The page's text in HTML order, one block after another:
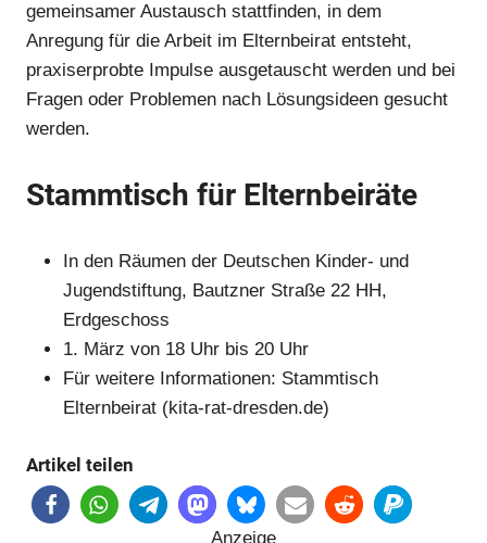
gemeinsamer Austausch stattfinden, in dem
Anregung für die Arbeit im Elternbeirat entsteht,
praxiserprobte Impulse ausgetauscht werden und bei
Fragen oder Problemen nach Lösungsideen gesucht
werden.
Stammtisch für Elternbeiräte
In den Räumen der Deutschen Kinder- und
Jugendstiftung, Bautzner Straße 22 HH,
Erdgeschoss
1. März von 18 Uhr bis 20 Uhr
Für weitere Informationen: Stammtisch
Elternbeirat (kita-rat-dresden.de)
Artikel teilen
Anzeige